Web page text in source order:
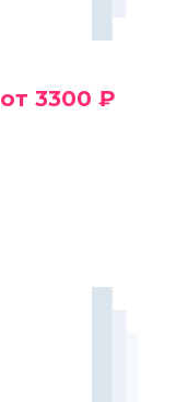
от 3300 ₽